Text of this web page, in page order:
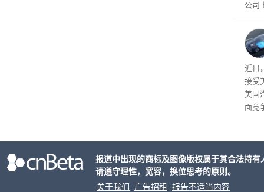
公司
事
给
近日
接受
美国
面竞
报道中出现的商标及图像版权属于其合法持
请遵守理性，宽容，换位思考的原则。
关于我们
广告招租
报告不适当内容